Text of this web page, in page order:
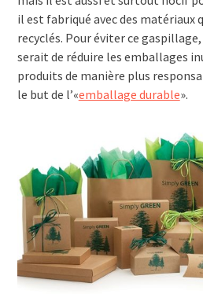
il est fabriqué avec des matériaux
recyclés. Pour éviter ce
serait de réduire les emballages
produits de manière plus
le but de l’«emballage durable».